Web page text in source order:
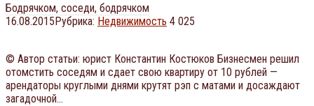
Бодрячком, соседи, бодрячком
16.08.2015Рубрика: Недвижимость 4 025
© Автор статьи: юрист Константин Костюков Бизнесмен решил
отомстить соседям и сдает свою квартиру от 10 рублей —
арендаторы круглыми днями крутят рэп с матами и досаждают
загадочной…